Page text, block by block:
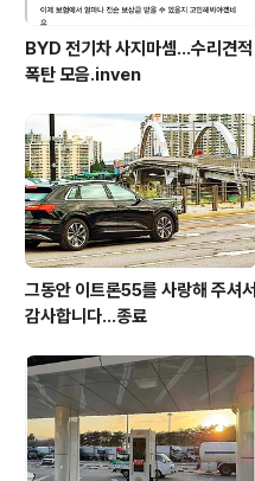
BYD 전기차 사지마셈...수리견적
폭탄 모음.inven
그동안 이트론55를 사랑해 주셔서
감사합니다...종료